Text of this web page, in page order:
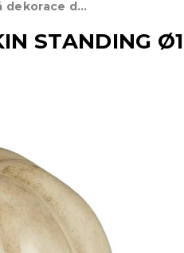
Kameninová dekorace dýně PUMPKIN STANDING Ø10 cm krémová
STANDING